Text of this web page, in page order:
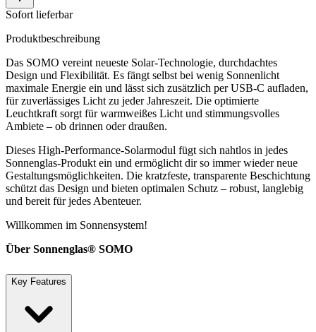
Sofort lieferbar
Produktbeschreibung
Das SOMO vereint neueste Solar-Technologie, durchdachtes
Design und Flexibilität. Es fängt selbst bei wenig Sonnenlicht
maximale Energie ein und lässt sich zusätzlich per USB-C aufladen,
für zuverlässiges Licht zu jeder Jahreszeit. Die optimierte
Leuchtkraft sorgt für warmweißes Licht und stimmungsvolles
Ambiete – ob drinnen oder draußen.
Dieses High-Performance-Solarmodul fügt sich nahtlos in jedes
Sonnenglas-Produkt ein und ermöglicht dir so immer wieder neue
Gestaltungsmöglichkeiten. Die kratzfeste, transparente Beschichtung
schützt das Design und bieten optimalen Schutz – robust, langlebig
und bereit für jedes Abenteuer.
Willkommen im Sonnensystem!
Über Sonnenglas® SOMO
Key Features